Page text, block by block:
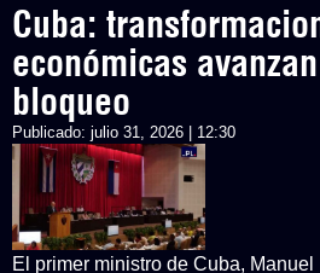
Cuba:
económicas
bloqueo
Publicado: julio 31, 2026 | 12:30
El primer ministro de Cuba, Manuel